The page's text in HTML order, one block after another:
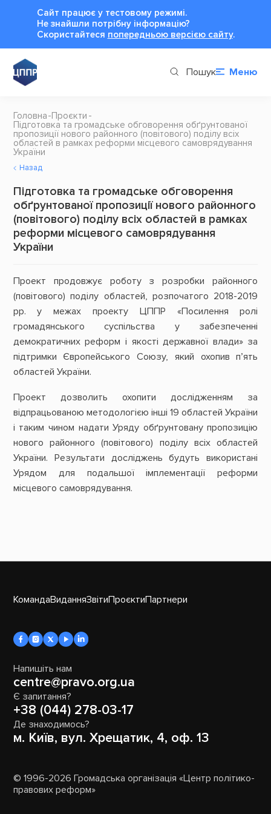
Сайт працює у тестовому режимі.
Не знайшли потрібну інформацію?
Cкористайтеся попередньою версією сайту.
Пошук Меню
Головна Проєкти
Підготовка та громадське обговорення обґрунтованої
пропозиції нового районного (повітового) поділу всіх
областей в рамках реформи місцевого самоврядування
України
Назад
Підготовка та громадське обговорення
обґрунтованої пропозиції нового районного
(повітового) поділу всіх областей в рамках
реформи місцевого самоврядування
України
Проект продовжує роботу з розробки районного
(повітового) поділу областей, розпочатого 2018-2019
рр. у межах проекту ЦППР «Посилення ролі
громадянського суспільства у забезпеченні
демократичних реформ і якості державної влади» за
підтримки Європейського Союзу, який охопив п’ять
областей України.
Проект дозволить охопити дослідженням за
відпрацьованою методологією інші 19 областей України
і таким чином надати Уряду обґрунтовану пропозицію
нового районного (повітового) поділу всіх областей
України. Результати досліджень будуть використані
Урядом для подальшої імплементації реформи
місцевого самоврядування.
КомандаВиданняЗвітиПроєктиПартнери
Напишіть нам
centre@pravo.org.ua
Є запитання?
+38 (044) 278-03-17
Де знаходимось?
м. Київ, вул. Хрещатик, 4, оф. 13
© 1996-2026 Громадська організація «Центр політико-
правових реформ»